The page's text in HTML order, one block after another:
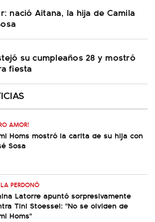
nació Aitana, la hija de Camila
su cumpleaños 28 y mostró
fiesta
AMOR!
Homs mostró la carita de su hija con
Sosa
PERDONÓ
Latorre apuntó sorpresivamente
Tini Stoessel: "No se olviden de
Homs"